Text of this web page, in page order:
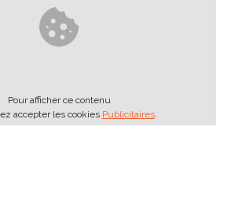
Pour afficher ce contenu
accepter les cookies Publicitaires.